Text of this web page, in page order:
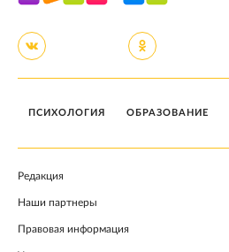
ПСИХОЛОГИЯ ОБРАЗОВАНИЕ
Редакция
Наши партнеры
Правовая информация